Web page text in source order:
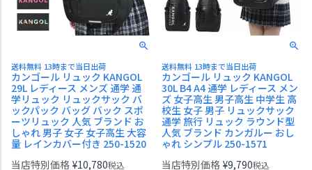
送料無料 13時まで当日出荷
カンゴール リュック KANGOL
29L レディース メンズ 通学 通
学リュック リュックサック バ
ックパック バッグ バック スポ
ーツリュック 人気 ブランド お
しゃれ 男子 女子 女子高生 大容
量 レインカバー付き 250-1520
当店特別価格 ¥10,780税込
送料無料 13時まで当日出荷
カンゴール リュック KANGOL
30L B4 A4 通学 レディース メン
ズ 女子高生 男子高生 中学生 高
校生 女子 男子 リュックサック
通学 旅行 リュック ラウンド型
人気 ブランド カンガルー おし
ゃれ シンプル 250-1571
当店特別価格 ¥9,790税込